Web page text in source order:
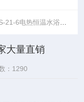
6电热恒温水浴锅 厂家大量直销
大量直销
：1290